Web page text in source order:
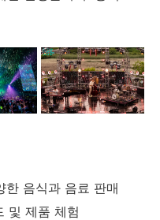
한 음식과 음료 판매
및 제품 체험